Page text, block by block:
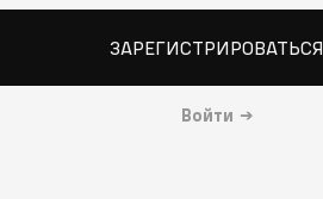
ЗАРЕГИСТРИРОВАТЬСЯ
Войти →